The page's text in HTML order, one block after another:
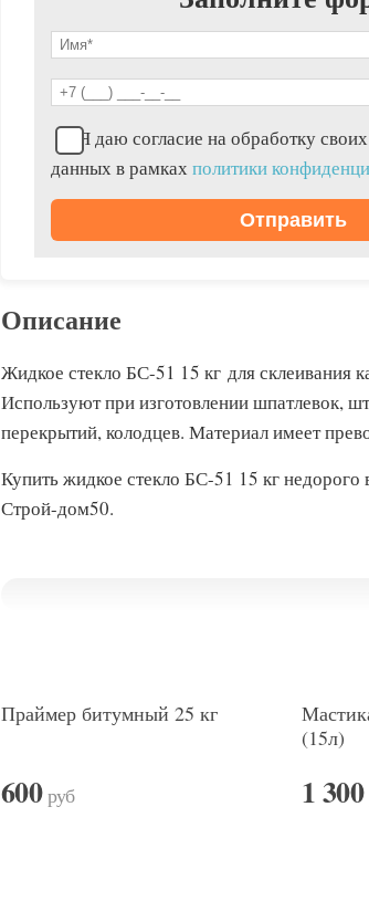
Я даю согласие на обработку
данных в рамках политики
Описание
Жидкое стекло БС-51 15 кг для склеивания
Используют при изготовлении шпатлевок,
перекрытий, колодцев. Материал имеет
Купить жидкое стекло БС-51 15 кг
Строй-дом50.
Праймер битумный 25 кг
600руб
(15л)
1 300